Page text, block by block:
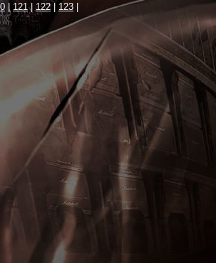
121 122 123